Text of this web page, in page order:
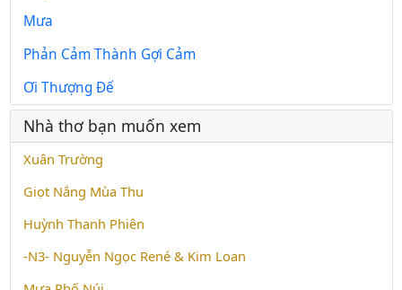
Mưa
Phản Cảm Thành Gợi Cảm
Ơi Thượng Đế
Nhà thơ bạn muốn xem
Xuân Trường
Giọt Nắng Mùa Thu
Huỳnh Thanh Phiên
-N3- Nguyễn Ngọc René & Kim Loan